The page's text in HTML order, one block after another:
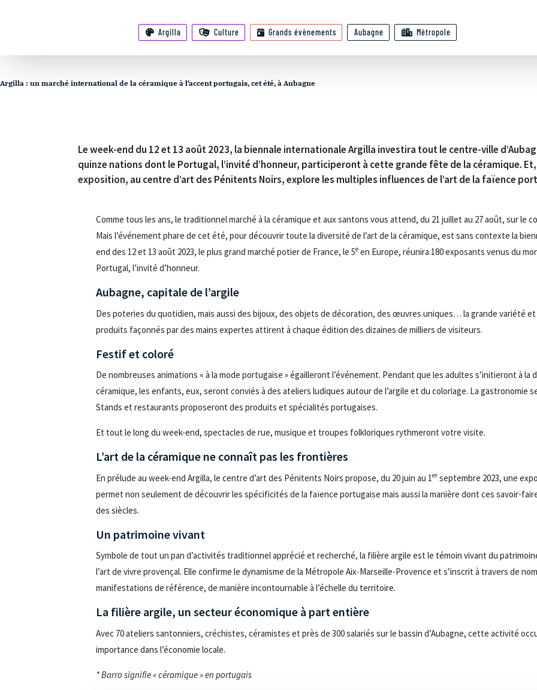
Argilla Culture Grands évènements Aubagne Métropole
Argilla : un marché international de la céramique à l’accent portugais, cet été, à Aubagne
Le week-end du 12 et 13 août 2023, la biennale internationale Argilla investira tout le centre-ville
quinze nations dont le Portugal, l’invité d’honneur, participeront à cette grande fête de la céramique. Et,
exposition, au centre d’art des Pénitents Noirs, explore les multiples influences de l’art de la faïence
Comme tous les ans, le traditionnel marché à la céramique et aux santons vous attend, du 21 juillet au 27 août, sur le
Mais l’événement phare de cet été, pour découvrir toute la diversité de l’art de la céramique, est sans contexte la
end des 12 et 13 août 2023, le plus grand marché potier de France, le 5e en Europe, réunira 180 exposants venus du
Portugal, l’invité d’honneur.
Aubagne, capitale de l’argile
Des poteries du quotidien, mais aussi des bijoux, des objets de décoration, des œuvres uniques… la grande variété
produits façonnés par des mains expertes attirent à chaque édition des dizaines de milliers de visiteurs.
Festif et coloré
De nombreuses animations « à la mode portugaise » égailleront l’événement. Pendant que les adultes s’initieront à la
céramique, les enfants, eux, seront conviés à des ateliers ludiques autour de l’argile et du coloriage. La gastronomie
Stands et restaurants proposeront des produits et spécialités portugaises.
Et tout le long du week-end, spectacles de rue, musique et troupes folkloriques rythmeront votre visite.
L’art de la céramique ne connaît pas les frontières
En prélude au week-end Argilla, le centre d’art des Pénitents Noirs propose, du 20 juin au 1er septembre 2023, une
permet non seulement de découvrir les spécificités de la faïence portugaise mais aussi la manière dont ces savoir-
des siècles.
Un patrimoine vivant
Symbole de tout un pan d’activités traditionnel apprécié et recherché, la filière argile est le témoin vivant du
l’art de vivre provençal. Elle confirme le dynamisme de la Métropole Aix-Marseille-Provence et s’inscrit à travers de
manifestations de référence, de manière incontournable à l’échelle du territoire.
La filière argile, un secteur économique à part entière
Avec 70 ateliers santonniers, créchistes, céramistes et près de 300 salariés sur le bassin d’Aubagne, cette activité
importance dans l’économie locale.
* Barro signifie « céramique » en portugais